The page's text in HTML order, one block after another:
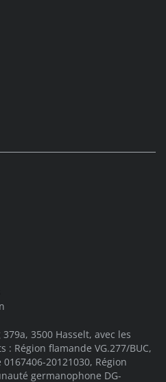
3500 Hasselt, avec les
: Région flamande VG.277/BUC,
20121030, Région
germanophone DG-